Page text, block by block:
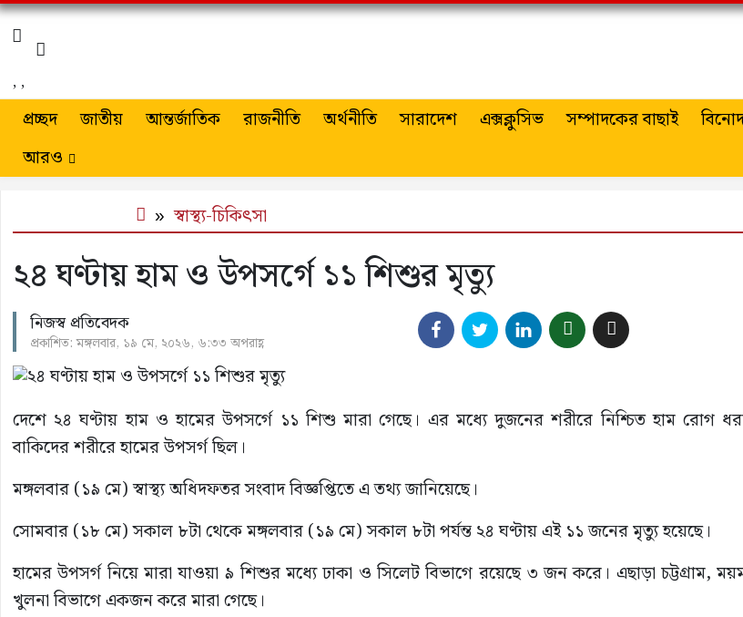
, ,
প্রচ্ছদ জাতীয় আন্তর্জাতিক রাজনীতি অর্থনীতি সারাদেশ এক্সক্লুসিভ সম্পাদকের বাছাই
আরও
স্বাস্থ্য-চিকিৎসা
২৪ ঘণ্টায় হাম ও উপসর্গে ১১ শিশুর মৃত্যু
নিজস্ব প্রতিবেদক
প্রকাশিত: মঙ্গলবার, ১৯ মে, ২০২৬, ৬:৩৩ অপরাহ্ণ
দেশে ২৪ ঘণ্টায় হাম ও হামের উপসর্গে ১১ শিশু মারা গেছে। এর মধ্যে দুজনের শরীরে নিশ্চিত হাম রোগ
বাকিদের শরীরে হামের উপসর্গ ছিল।
মঙ্গলবার (১৯ মে) স্বাস্থ্য অধিদফতর সংবাদ বিজ্ঞপ্তিতে এ তথ্য জানিয়েছে।
সোমবার (১৮ মে) সকাল ৮টা থেকে মঙ্গলবার (১৯ মে) সকাল ৮টা পর্যন্ত ২৪ ঘণ্টায় এই ১১ জনের মৃত্যু হয়েছে।
হামের উপসর্গ নিয়ে মারা যাওয়া ৯ শিশুর মধ্যে ঢাকা ও সিলেট বিভাগে রয়েছে ৩ জন করে। এছাড়া চট্টগ্রাম,
খুলনা বিভাগে একজন করে মারা গেছে।